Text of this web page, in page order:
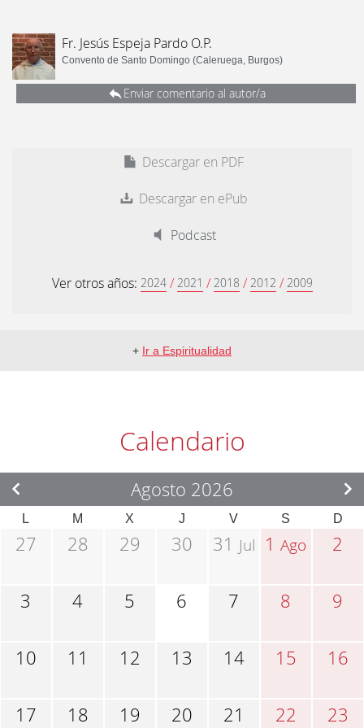
Fr. Jesús Espeja Pardo O.P.
Convento de Santo Domingo (Caleruega, Burgos)
Enviar comentario al autor/a
Descargar en PDF
Descargar en ePub
Podcast
Ver otros años: 2024 / 2021 / 2018 / 2012 / 2009
+ Ir a Espiritualidad
Calendario
Agosto 2026
L M X J V S D
27 28 29 30 31 Jul 1Ago 2
3 4 5 6 7 8 9
10 11 12 13 14 15 16
17 18 19 20 21 22 23